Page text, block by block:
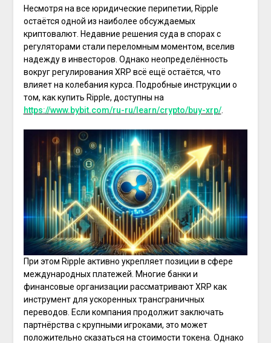
Несмотря на все юридические перипетии, Ripple
остаётся одной из наиболее обсуждаемых
криптовалют. Недавние решения суда в спорах с
регуляторами стали переломным моментом, вселив
надежду в инвесторов. Однако неопределённость
вокруг регулирования XRP всё ещё остаётся, что
влияет на колебания курса. Подробные инструкции о
том, как купить Ripple, доступны на
https://www.bybit.com/ru-ru/learn/crypto/buy-xrp/.
При этом Ripple активно укрепляет позиции в сфере
международных платежей. Многие банки и
финансовые организации рассматривают XRP как
инструмент для ускоренных трансграничных
переводов. Если компания продолжит заключать
партнёрства с крупными игроками, это может
положительно сказаться на стоимости токена. Однако